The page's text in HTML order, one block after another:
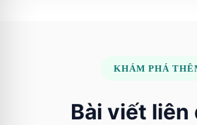
KHÁM PHÁ
Bài viết liên